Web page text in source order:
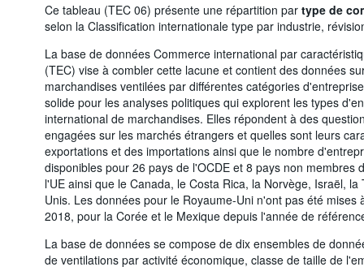
Ce tableau (TEC 06) présente une répartition par type de
selon la Classification internationale type par industrie,
La base de données Commerce international par
(TEC) vise à combler cette lacune et contient des données
marchandises ventilées par différentes catégories
solide pour les analyses politiques qui explorent les types
international de marchandises. Elles répondent à des
engagées sur les marchés étrangers et quelles sont leurs
exportations et des importations ainsi que le nombre
disponibles pour 26 pays de l'OCDE et 8 pays non membres
l'UE ainsi que le Canada, le Costa Rica, la Norvège, Israël,
Unis. Les données pour le Royaume-Uni n'ont pas été
2018, pour la Corée et le Mexique depuis l'année de
La base de données se compose de dix ensembles de
de ventilations par activité économique, classe de taille de